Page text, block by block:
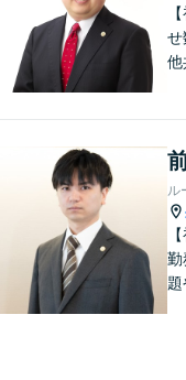
せ
他
お
ル
勤
題